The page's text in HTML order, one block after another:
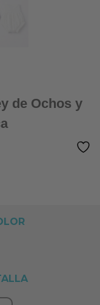
de Ochos y